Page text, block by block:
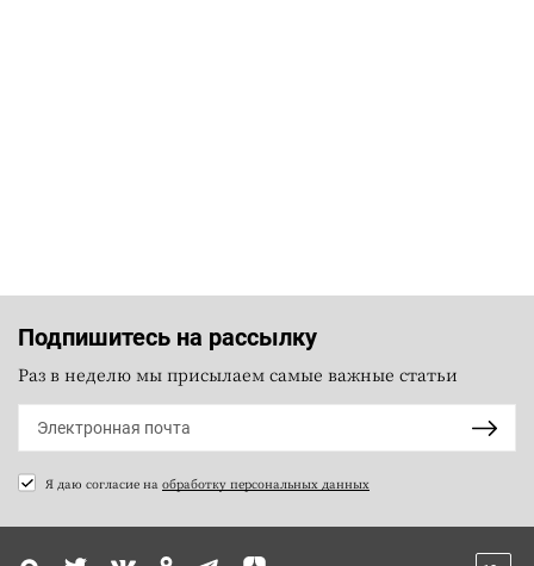
Подпишитесь на рассылку
Раз в неделю мы присылаем самые важные статьи
Я даю согласие на обработку персональных данных